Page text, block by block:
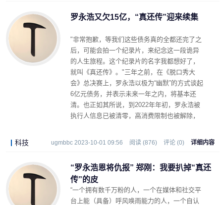
罗永浩又欠15亿，“真还传”迎来续集
"非常抱歉，等我们这些债务真的全都还完了之
后，可能会拍一个纪录片，来纪念这一段诡异
的人生旅程。这个纪录片的名字我都想好了，
就叫《真还传》。"三年之前，在《脱口秀大
会》总决赛上，罗永浩以极为“幽默”的方式谈起
6亿元债务，并表示未来一年之内，将基本还
清。也正如其所说，到2022年年初，罗永浩被
执行人信息已被清零，高消费限制也被解除，
科技 ugmbbc 2023-10-01 09:56 阅读 (876) 评论 (0) 详细内容
“罗永浩恩将仇报” 郑刚：我要扒掉“真还
传”的皮
“一个拥有数千万粉的人，一个在媒体和社交平
台上能（具备）呼风唤雨能力的人，一个自认